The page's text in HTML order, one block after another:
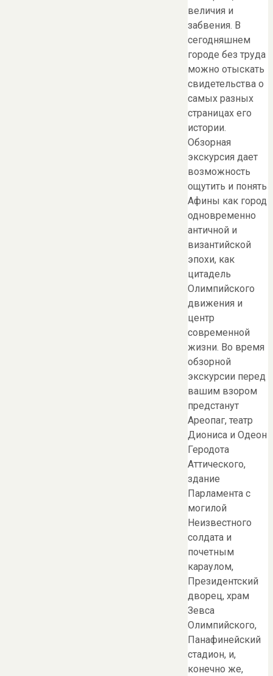
величия и
забвения. В
сегодняшнем
городе без труда
можно отыскать
свидетельства о
самых разных
страницах его
истории.
Обзорная
экскурсия дает
возможность
ощутить и понять
Афины как город
одновременно
античной и
византийской
эпохи, как
цитадель
Олимпийского
движения и
центр
современной
жизни. Во время
обзорной
экскурсии перед
вашим взором
предстанут
Ареопаг, театр
Диониса и Одеон
Геродота
Аттического,
здание
Парламента с
могилой
Неизвестного
солдата и
почетным
караулом,
Президентский
дворец, храм
Зевса
Олимпийского,
Панафинейский
стадион, и,
конечно же,